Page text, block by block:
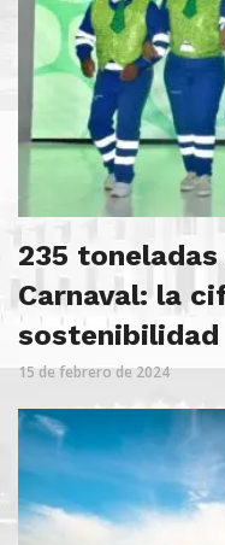
235
Carnaval: la
sostenibilidad
15 de febrero de 2024